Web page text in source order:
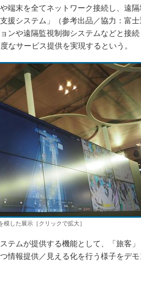
端末を全てネットワーク接続し、遠隔
援システム」（参考出品／協力：富士
ンや遠隔監視制御システムなどと接続
なサービス提供を実現するという。
した展示［クリックで拡大］
テムが提供する機能として、「旅客」
情報提供／見える化を行う様子をデモ